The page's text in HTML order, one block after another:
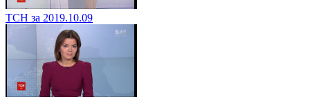
ТСН за 2019.10.09